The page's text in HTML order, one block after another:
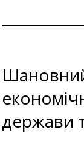
Шановний
держави